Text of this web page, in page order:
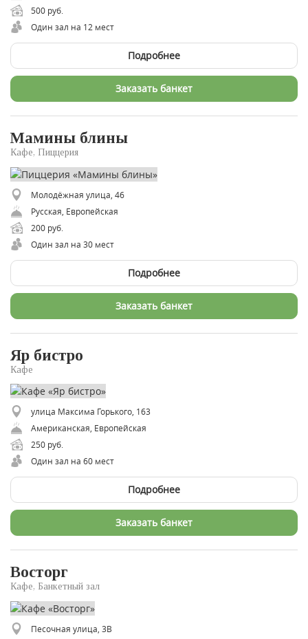
500 руб.
Один зал на 12 мест
Подробнее
Заказать банкет
Мамины блины
Кафе, Пиццерия
Молодёжная улица, 46
Русская, Европейская
200 руб.
Один зал на 30 мест
Подробнее
Заказать банкет
Яр бистро
Кафе
улица Максима Горького, 163
Американская, Европейская
250 руб.
Один зал на 60 мест
Подробнее
Заказать банкет
Восторг
Кафе, Банкетный зал
Песочная улица, 3В